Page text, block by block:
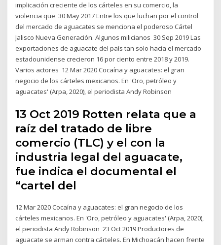
implicación creciente de los cárteles en su comercio, la
violencia que 30 May 2017 Entre los que luchan por el control
del mercado de aguacates se menciona el poderoso Cártel
Jalisco Nueva Generación. Algunos milicianos 30 Sep 2019 Las
exportaciones de aguacate del país tan solo hacia el mercado
estadounidense crecieron 16 por ciento entre 2018 y 2019.
Varios actores 12 Mar 2020 Cocaína y aguacates: el gran
negocio de los cárteles mexicanos. En 'Oro, petróleo y
aguacates' (Arpa, 2020), el periodista Andy Robinson
13 Oct 2019 Rotten relata que a
raíz del tratado de libre
comercio (TLC) y el con la
industria legal del aguacate,
fue indica el documental el
“cartel del
12 Mar 2020 Cocaína y aguacates: el gran negocio de los
cárteles mexicanos. En 'Oro, petróleo y aguacates' (Arpa, 2020),
el periodista Andy Robinson 23 Oct 2019 Productores de
aguacate se arman contra cárteles. En Michoacán hacen frente